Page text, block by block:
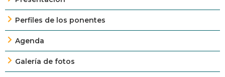
Perfiles de los ponentes
Agenda
Galería de fotos